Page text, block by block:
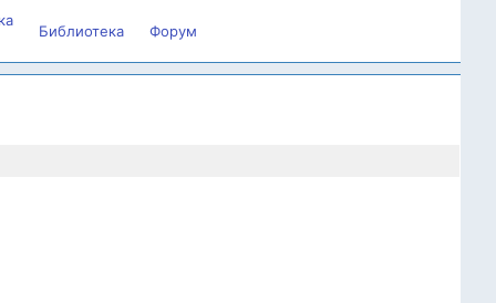
Библиотека Форум